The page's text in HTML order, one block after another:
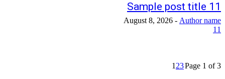
Sample post title 11
Author name
-
August 8, 2026
11
1 23Page 1 of 3